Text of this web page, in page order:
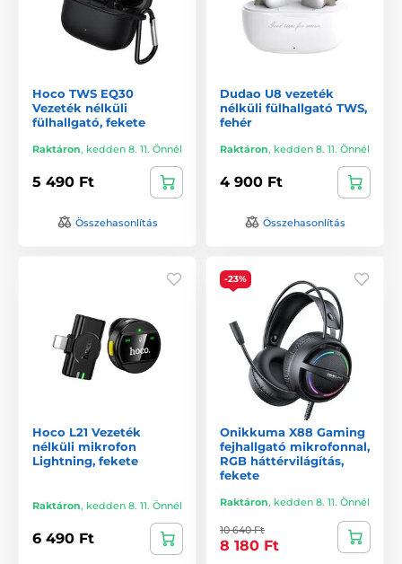
Hoco TWS EQ30
Vezeték nélküli
fülhallgató, fekete
Raktáron, kedden 8. 11. Önnél
5 490 Ft
Összehasonlítás
Dudao U8 vezeték
nélküli fülhallgató TWS,
fehér
Raktáron, kedden 8. 11. Önnél
4 900 Ft
Összehasonlítás
Hoco L21 Vezeték
nélküli mikrofon
Lightning, fekete
Raktáron, kedden 8. 11. Önnél
6 490 Ft
-23%
Onikkuma X88 Gaming
fejhallgató mikrofonnal,
RGB háttérvilágítás,
fekete
Raktáron, kedden 8. 11. Önnél
10 640 Ft
8 180 Ft